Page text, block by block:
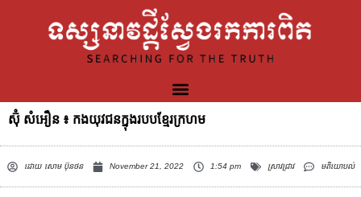
ស៊ុំ សំអឿន ៖ កងយុវជនក្នុងរបបខ្មែរក្រហម
ដោយសោម ប៊ុនថន November 21, 2022 1:54 pm ស្រាវជ្រាវ មតិយោបល់